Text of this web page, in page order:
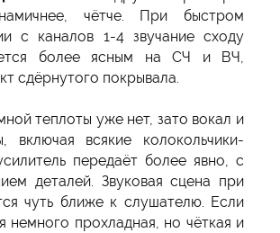
чётче. При быстром
с каналов 1-4 звучание сходу
более ясным на СЧ и ВЧ,
сдёрнутого покрывала.
теплоты уже нет, зато вокал и
включая всякие колокольчики-
передаёт более явно, с
деталей. Звуковая сцена при
чуть ближе к слушателю. Если
немного прохладная, но чёткая и